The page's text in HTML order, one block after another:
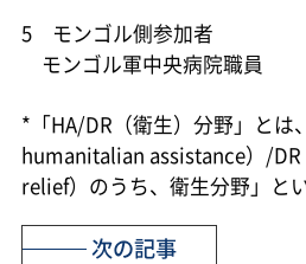
5 モンゴル側参加者
モンゴル軍中央病院職員
*「HA/DR（衛生）分野」とは
humanitalian assistance）/
relief）のうち、衛生分野」と
次の記事